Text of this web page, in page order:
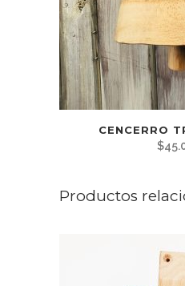
CENCERRO
$
Productos